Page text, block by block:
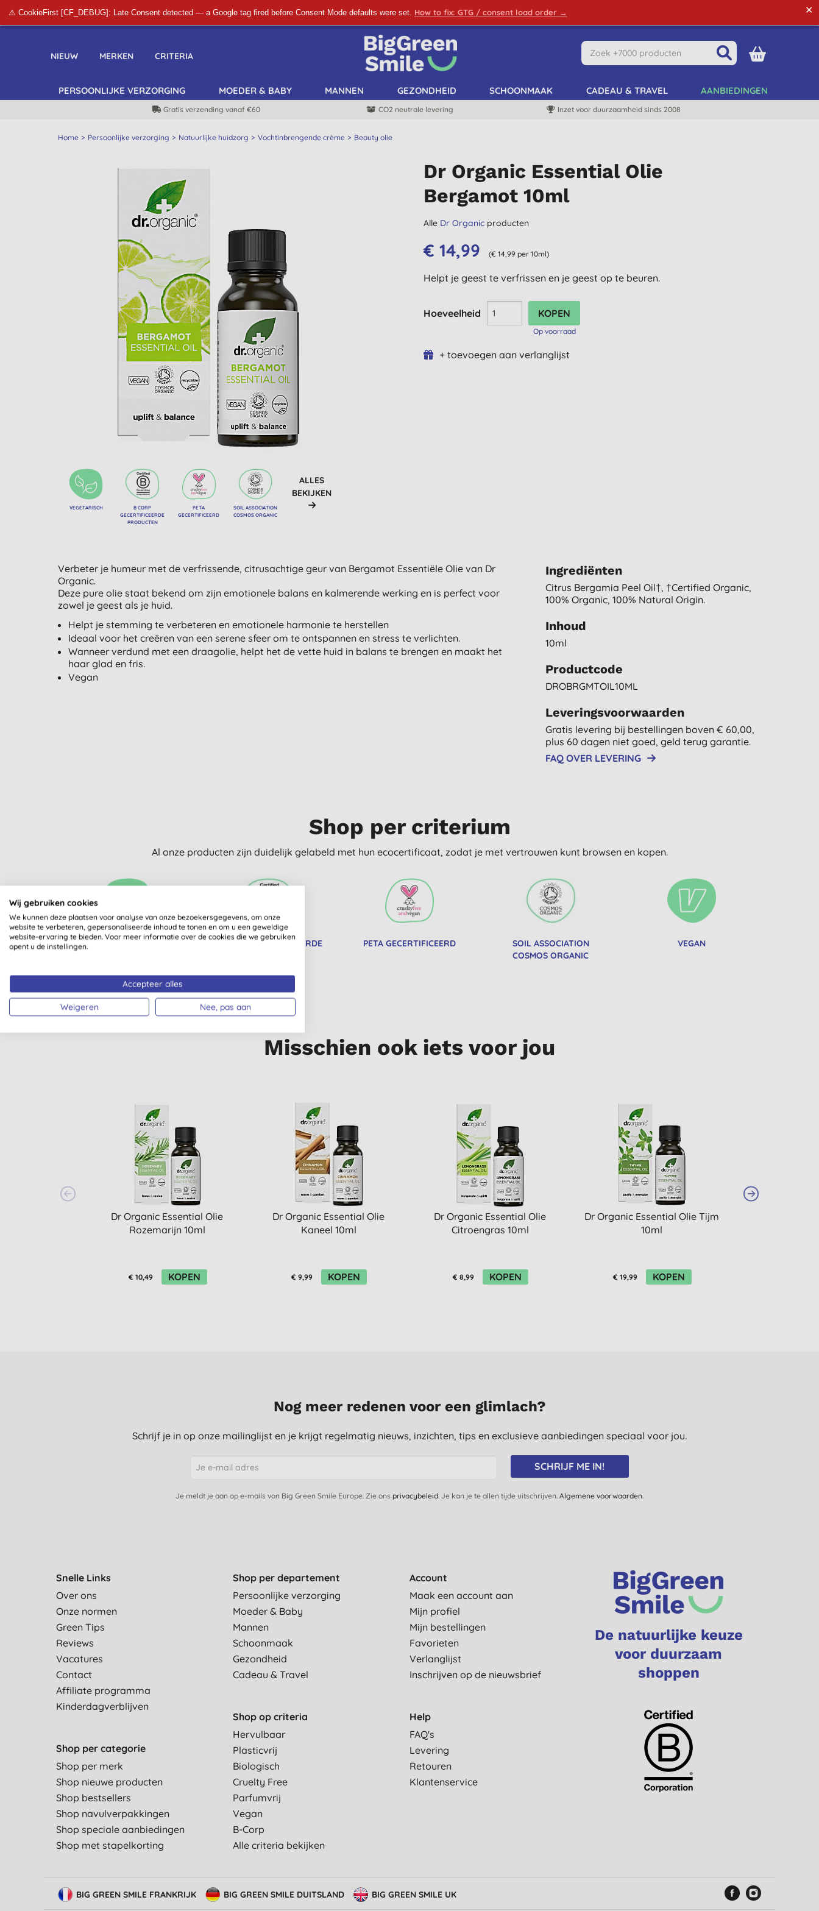
⚠ CookieFirst [CF_DEBUG]: Late Consent detected — a Google tag fired before Consent Mode defaults were set. How to fix: GTG / consent load order → ✕
SCHRIJF ME IN!
NIEUW MERKEN CRITERIA
PERSOONLIJKE VERZORGING MOEDER & BABY MANNEN GEZONDHEID SCHOONMAAK CADEAU & TRAVEL AANBIEDINGEN
Gratis verzending vanaf €60 CO2 neutrale levering Inzet voor duurzaamheid sinds 2008
Home Persoonlijke verzorging Natuurlijke huidzorg Vochtinbrengende crème Beauty olie
VEGETARISCH
B CORP
GECERTIFICEERDE
PRODUCTEN
PETA
GECERTIFICEERD
SOIL ASSOCIATION
COSMOS ORGANIC
ALLES
BEKIJKEN
Dr Organic Essential Olie
Bergamot 10ml
Alle Dr Organic producten
€ 14,99 (€ 14,99 per 10ml)
Helpt je geest te verfrissen en je geest op te beuren.
Hoeveelheid
Op voorraad
+ toevoegen aan verlanglijst
Verbeter je humeur met de verfrissende, citrusachtige geur van Bergamot Essentiële Olie van Dr
Organic.
Deze pure olie staat bekend om zijn emotionele balans en kalmerende werking en is perfect voor
zowel je geest als je huid.
Helpt je stemming te verbeteren en emotionele harmonie te herstellen
Ideaal voor het creëren van een serene sfeer om te ontspannen en stress te verlichten.
Wanneer verdund met een draagolie, helpt het de vette huid in balans te brengen en maakt het
haar glad en fris.
Vegan
Ingrediënten
Citrus Bergamia Peel Oil†, †certified Organic,
100% Organic, 100% Natural Origin.
Inhoud
10ml
Productcode
DROBRGMTOIL10ML
Leveringsvoorwaarden
Gratis levering bij bestellingen boven € 60,00,
plus 60 dagen niet goed, geld terug garantie.
FAQ OVER LEVERING
Shop per criterium
Al onze producten zijn duidelijk gelabeld met hun ecocertificaat, zodat je met vertrouwen kunt browsen en kopen.
VEGETARISCH
B CORP GECERTIFICEERDE
PETA GECERTIFICEERD
SOIL ASSOCIATION
COSMOS ORGANIC
VEGAN
Misschien ook iets voor jou
Dr Organic Essential Olie
Rozemarijn 10ml
€ 10,49 KOPEN
Dr Organic Essential Olie
Kaneel 10ml
€ 9,99 KOPEN
Dr Organic Essential Olie
Citroengras 10ml
€ 8,99 KOPEN
Dr Organic Essential Olie Tijm
10ml
€ 19,99 KOPEN
Nog meer redenen voor een glimlach?
Schrijf je in op onze mailinglijst en je krijgt regelmatig nieuws, inzichten, tips en exclusieve aanbiedingen speciaal voor jou.
SCHRIJF ME IN!
Je meldt je aan op e-mails van Big Green Smile Europe. Zie ons privacybeleid. Je kan je te allen tijde uitschrijven. Algemene voorwaarden.
Snelle Links
Over ons
Onze normen
Green Tips
Reviews
Vacatures
Contact
Affiliate programma
Kinderdagverblijven
Shop per categorie
Shop per merk
Shop nieuwe producten
Shop bestsellers
Shop navulverpakkingen
Shop speciale aanbiedingen
Shop met stapelkorting
Shop per departement
Persoonlijke verzorging
Moeder & Baby
Mannen
Schoonmaak
Gezondheid
Cadeau & Travel
Shop op criteria
Hervulbaar
Plasticvrij
Biologisch
Cruelty Free
Parfumvrij
Vegan
B-Corp
Alle criteria bekijken
Account
Maak een account aan
Mijn profiel
Mijn bestellingen
Favorieten
Verlanglijst
Inschrijven op de nieuwsbrief
Help
FAQ's
Levering
Retouren
Klantenservice
De natuurlijke keuze
voor duurzaam
shoppen
BIG GREEN SMILE FRANKRIJK BIG GREEN SMILE DUITSLAND BIG GREEN SMILE UK
Wij gebruiken cookies
We kunnen deze plaatsen voor analyse van onze bezoekersgegevens, om onze
website te verbeteren, gepersonaliseerde inhoud te tonen en om u een geweldige
website-ervaring te bieden. Voor meer informatie over de cookies die we gebruiken
opent u de instellingen.
Accepteer alles
Weigeren Nee, pas aan